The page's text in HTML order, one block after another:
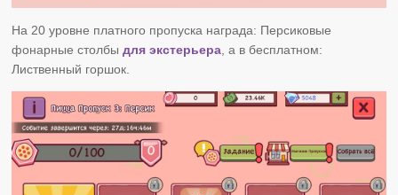
На 20 уровне платного пропуска награда: Персиковые
фонарные столбыдля экстерьера , а в бесплатном:
Лиственный горшок.